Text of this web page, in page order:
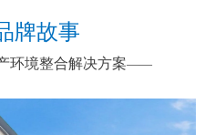
牌故事
环境整合解决方案——